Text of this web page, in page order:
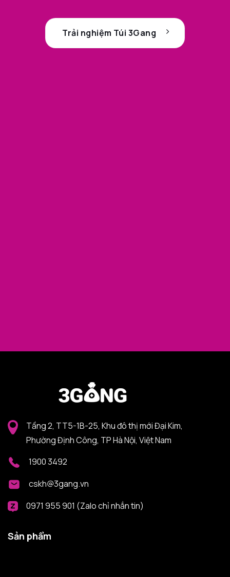
Trải nghiệm Túi 3Gang
Tầng 2, TT5-1B-25, Khu đô thị mới Đại Kim,
Phường Định Công, TP Hà Nội, Việt Nam
1900 3492
cskh@3gang.vn
0971 955 901 (Zalo chỉ nhắn tin)
Sản phẩm